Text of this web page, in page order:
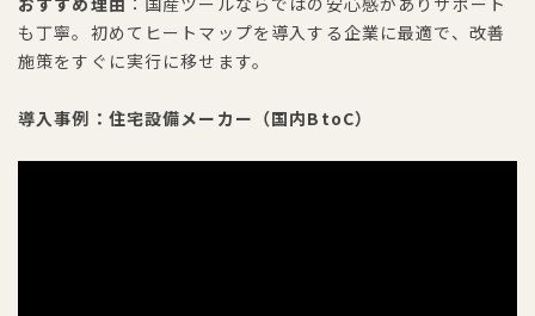
も丁寧。初めてヒートマップを導入する企業に最適で、改善
施策をすぐに実行に移せます。
導入事例：住宅設備メーカー（国内BtoC）